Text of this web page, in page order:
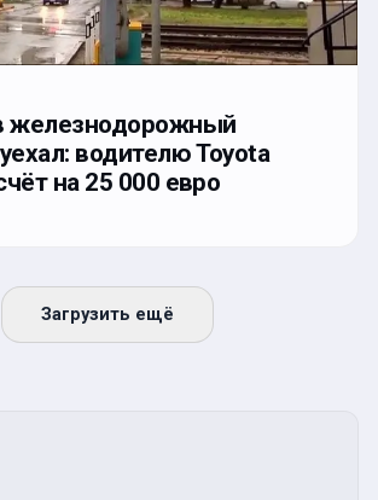
железнодорожный
водителю Toyota
на 25 000 евро
Загрузить ещё